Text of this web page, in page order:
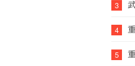
3
4
5